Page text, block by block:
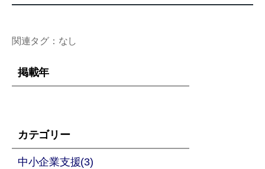
関連タグ：なし
掲載年
カテゴリー
中小企業支援(3)